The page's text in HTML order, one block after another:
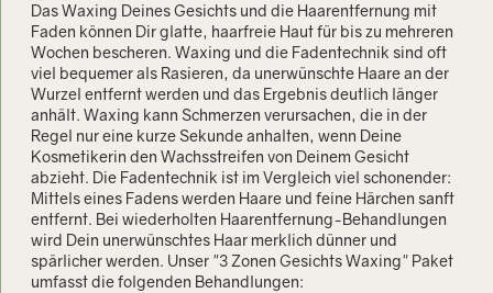
Das Waxing Deines Gesichts und die Haarentfernung mit
Faden können Dir glatte, haarfreie Haut für bis zu mehreren
Wochen bescheren. Waxing und die Fadentechnik sind oft
viel bequemer als Rasieren, da unerwünschte Haare an der
Wurzel entfernt werden und das Ergebnis deutlich länger
anhält. Waxing kann Schmerzen verursachen, die in der
Regel nur eine kurze Sekunde anhalten, wenn Deine
Kosmetikerin den Wachsstreifen von Deinem Gesicht
abzieht. Die Fadentechnik ist im Vergleich viel schonender:
Mittels eines Fadens werden Haare und feine Härchen sanft
entfernt. Bei wiederholten Haarentfernung-Behandlungen
wird Dein unerwünschtes Haar merklich dünner und
spärlicher werden. Unser "3 Zonen Gesichts Waxing" Paket
umfasst die folgenden Behandlungen: